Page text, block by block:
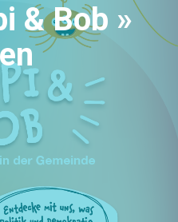
& Bob »